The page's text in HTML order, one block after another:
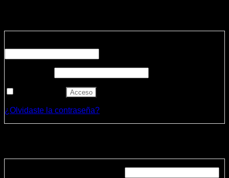
Acceso
¿Olvidaste la contraseña?